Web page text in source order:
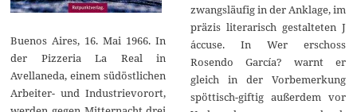
Buenos Aires, 16. Mai 1966. In
der Pizzeria La Real in
Avellaneda, einem südöstlichen
Arbeiter- und Industrievorort,
zwangsläufig in der Anklage, im
präzis literarisch gestalteten J
´accuse. In Wer erschoss
Rosendo García? warnt er
gleich in der Vorbemerkung
spöttisch-giftig außerdem vor